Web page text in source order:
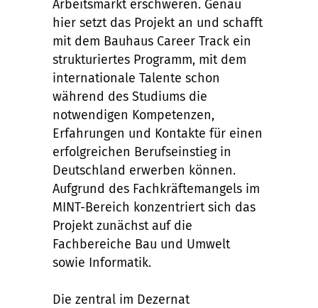
Arbeitsmarkt erschweren. Genau
hier setzt das Projekt an und schafft
mit dem Bauhaus Career Track ein
strukturiertes Programm, mit dem
internationale Talente schon
während des Studiums die
notwendigen Kompetenzen,
Erfahrungen und Kontakte für einen
erfolgreichen Berufseinstieg in
Deutschland erwerben können.
Aufgrund des Fachkräftemangels im
MINT-Bereich konzentriert sich das
Projekt zunächst auf die
Fachbereiche Bau und Umwelt
sowie Informatik.
Die zentral im Dezernat